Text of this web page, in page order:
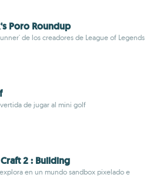
Poro Roundup
de los creadores de League of Legends
de jugar al mini golf
2 : Building
en un mundo sandbox pixelado e